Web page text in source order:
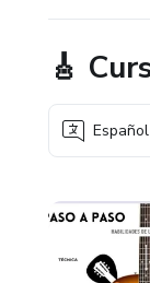
🎸
Español